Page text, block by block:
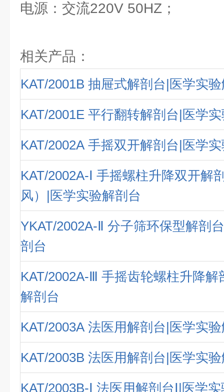
电源：交流220V 50HZ；
相关产品：
KAT/2001B 抽屉式解剖台|医学实
KAT/2001E 平行翻转解剖台|医学
KAT/2002A 手摇双开解剖台|医学
KAT/2002A-Ⅰ 手摇螺柱升降双开解
风）|医学实验解剖台
YKAT/2002A-Ⅱ 分子筛环保型解剖
剖台
KAT/2002A-Ⅲ 手摇齿轮螺柱升降解
解剖台
KAT/2003A 法医用解剖台|医学实
KAT/2003B 法医用解剖台|医学实
KAT/2003B-Ⅰ 法医用解剖台Ⅰ|医学